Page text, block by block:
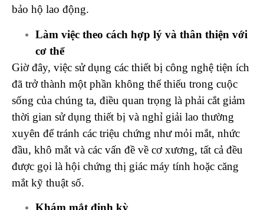
bảo hộ lao động.
Làm việc theo cách hợp lý và thân thiện với
cơ thể
Giờ đây, việc sử dụng các thiết bị công nghệ tiện ích
đã trở thành một phần không thể thiếu trong cuộc
sống của chúng ta, điều quan trọng là phải cắt giảm
thời gian sử dụng thiết bị và nghỉ giải lao thường
xuyên để tránh các triệu chứng như mỏi mắt, nhức
đầu, khô mắt và các vấn đề về cơ xương, tất cả đều
được gọi là hội chứng thị giác máy tính hoặc căng
mắt kỹ thuật số.
Khám mắt định kỳ